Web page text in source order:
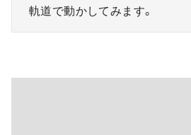
軌道で動かしてみます。